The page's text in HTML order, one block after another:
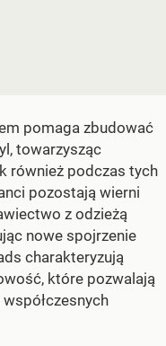
pomaga zbudować
towarzysząc
również podczas tych
pozostają wierni
z odzieżą
nowe spojrzenie
charakteryzują
które pozwalają